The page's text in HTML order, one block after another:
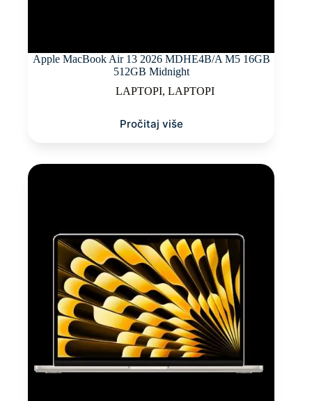
Apple MacBook Air 13 2026 MDHE4B/A M5 16GB
512GB Midnight
LAPTOPI,LAPTOPI
Pročitaj više